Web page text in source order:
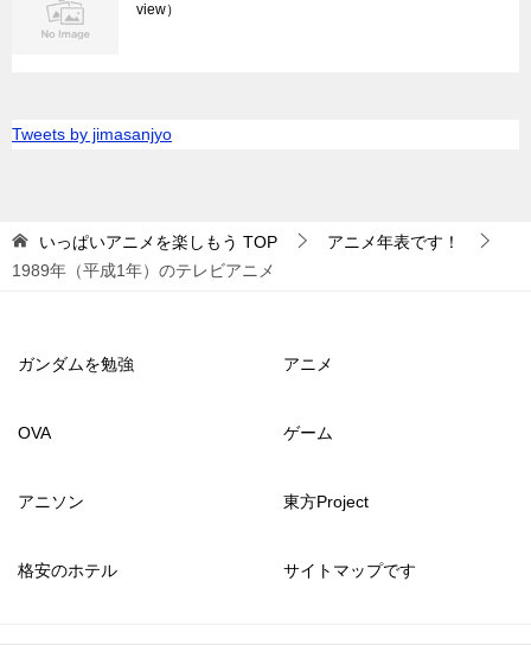
view）
Tweets by jimasanjyo
いっぱいアニメを楽しもう TOP
アニメ年表です！
1989年（平成1年）のテレビアニメ
ガンダムを勉強 アニメ
OVA ゲーム
アニソン 東方Project
格安のホテル サイトマップです